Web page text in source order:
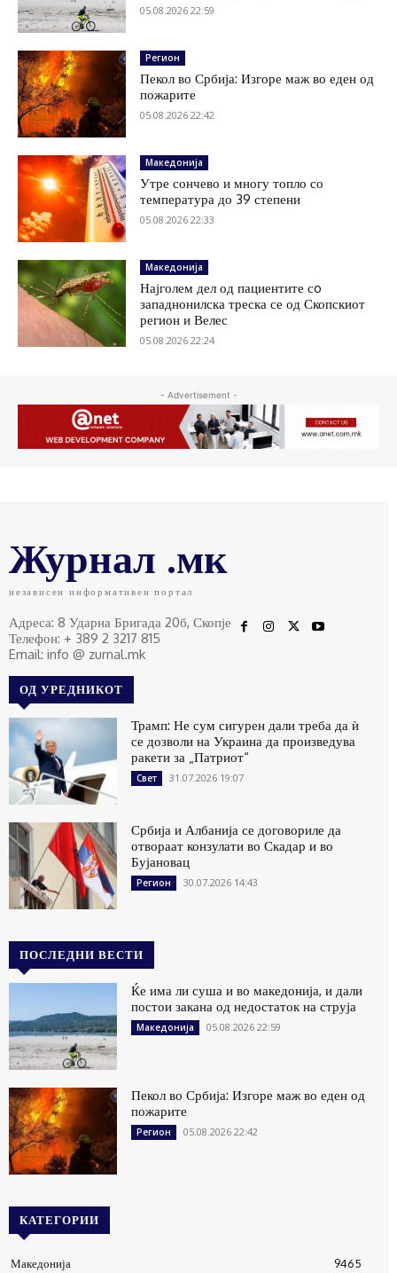
05.08.2026 22:59
Регион
Пекол во Србија: Изгоре маж во еден од
пожарите
05.08.2026 22:42
Македонија
Утре сончево и многу топло со
температура до 39 степени
05.08.2026 22:33
Македонија
Најголем дел од пациентите сo
западнонилска треска се од Скопскиот
регион и Велес
05.08.2026 22:24
- Advertisement -
Журнал .мк
независен информативен портал
Адреса: 8 Ударна Бригада 20б, Скопје
Телефон: + 389 2 3217 815
Email: info @ zurnal.mk
ОД УРЕДНИКОТ
Трамп: Не сум сигурен дали треба да ѝ
се дозволи на Украина да произведува
ракети за „Патриот“
Свет 31.07.2026 19:07
Србија и Албанија се договориле да
отвораат конзулати во Скадар и во
Бујановац
Регион 30.07.2026 14:43
ПОСЛЕДНИ ВЕСТИ
Ќе има ли суша и во македонија, и дали
постои закана од недостаток на струја
Македонија 05.08.2026 22:59
Пекол во Србија: Изгоре маж во еден од
пожарите
Регион 05.08.2026 22:42
КАТЕГОРИИ
Македонија 9465